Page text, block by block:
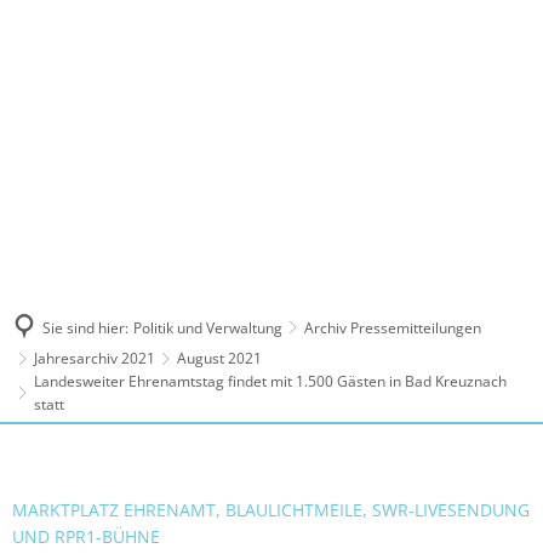
Sie sind hier: Politik und Verwaltung
Archiv Pressemitteilungen
Jahresarchiv 2021
August 2021
Landesweiter Ehrenamtstag findet mit 1.500 Gästen in Bad Kreuznach
statt
MARKTPLATZ EHRENAMT, BLAULICHTMEILE, SWR-LIVESENDUNG
UND RPR1-BÜHNE